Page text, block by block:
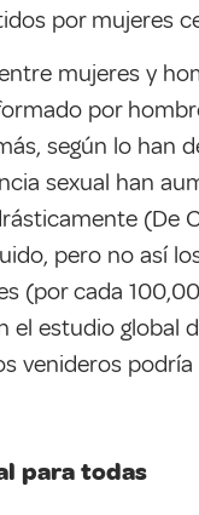
por mujeres
mujeres y
por
según lo
sexual han
(De
pero no así
(por cada
el estudio
venideros
para todas